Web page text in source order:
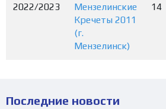
2022/2023
Мензелинские
Кречеты 2011
(г.
Мензелинск)
14
Последние новости